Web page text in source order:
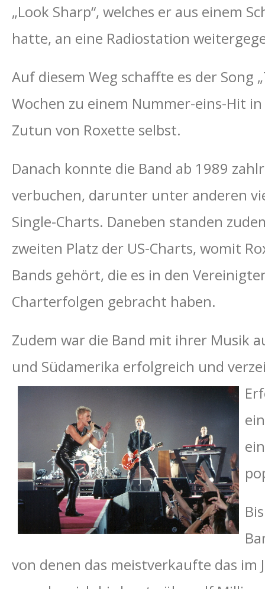
„Look Sharp“, welches er aus einem
hatte, an eine Radiostation
Auf diesem Weg schaffte es der Song
Wochen zu einem Nummer-eins-Hit
Zutun von Roxette selbst.
Danach konnte die Band ab 1989
verbuchen, darunter unter anderen
Single-Charts. Daneben standen
zweiten Platz der US-Charts, womit
Bands gehört, die es in den
Charterfolgen gebracht haben.
Zudem war die Band mit ihrer Musik
und Südamerika erfolgreich und
von denen das meistverkaufte das im